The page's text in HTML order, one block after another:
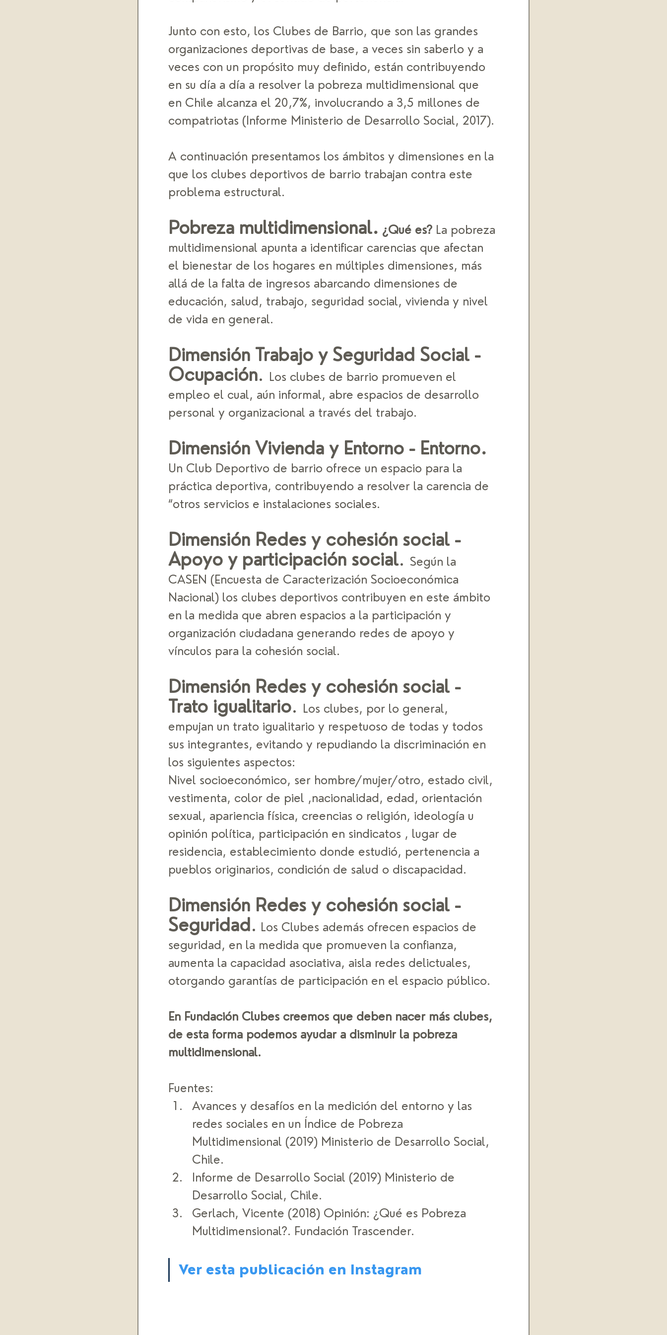
Junto con esto, los Clubes de Barrio, que son las grandes
organizaciones deportivas de base, a veces sin saberlo y a
veces con un propósito muy definido, están contribuyendo
en su día a día a resolver la pobreza multidimensional que
en Chile alcanza el 20,7%, involucrando a 3,5 millones de
compatriotas (Informe Ministerio de Desarrollo Social, 2017).
A continuación presentamos los ámbitos y dimensiones en la
que los clubes deportivos de barrio trabajan contra este
problema estructural.
Pobreza multidimensional. ¿Qué es? La pobreza
multidimensional apunta a identificar carencias que afectan
el bienestar de los hogares en múltiples dimensiones, más
allá de la falta de ingresos abarcando dimensiones de
educación, salud, trabajo, seguridad social, vivienda y nivel
de vida en general.
Dimensión Trabajo y Seguridad Social -
Ocupación. Los clubes de barrio promueven el
empleo el cual, aún informal, abre espacios de desarrollo
personal y organizacional a través del trabajo.
Dimensión Vivienda y Entorno - Entorno.
Un Club Deportivo de barrio ofrece un espacio para la
práctica deportiva, contribuyendo a resolver la carencia de
“otros servicios e instalaciones sociales.
Dimensión Redes y cohesión social -
Apoyo y participación social. Según la
CASEN (Encuesta de Caracterización Socioeconómica
Nacional) los clubes deportivos contribuyen en este ámbito
en la medida que abren espacios a la participación y
organización ciudadana generando redes de apoyo y
vínculos para la cohesión social.
Dimensión Redes y cohesión social -
Trato igualitario. Los clubes, por lo general,
empujan un trato igualitario y respetuoso de todas y todos
sus integrantes, evitando y repudiando la discriminación en
los siguientes aspectos:
Nivel socioeconómico, ser hombre/mujer/otro, estado civil,
vestimenta, color de piel ,nacionalidad, edad, orientación
sexual, apariencia física, creencias o religión, ideología u
opinión política, participación en sindicatos , lugar de
residencia, establecimiento donde estudió, pertenencia a
pueblos originarios, condición de salud o discapacidad.
Dimensión Redes y cohesión social -
Seguridad. Los Clubes además ofrecen espacios de
seguridad, en la medida que promueven la confianza,
aumenta la capacidad asociativa, aisla redes delictuales,
otorgando garantías de participación en el espacio público.
En Fundación Clubes creemos que deben nacer más clubes,
de esta forma podemos ayudar a disminuir la pobreza
multidimensional.
Fuentes:
Avances y desafíos en la medición del entorno y las
redes sociales en un Índice de Pobreza
Multidimensional (2019) Ministerio de Desarrollo Social,
Chile.
Informe de Desarrollo Social (2019) Ministerio de
Desarrollo Social, Chile.
Gerlach, Vicente (2018) Opinión: ¿Qué es Pobreza
Multidimensional?. Fundación Trascender.
Ver esta publicación en Instagram